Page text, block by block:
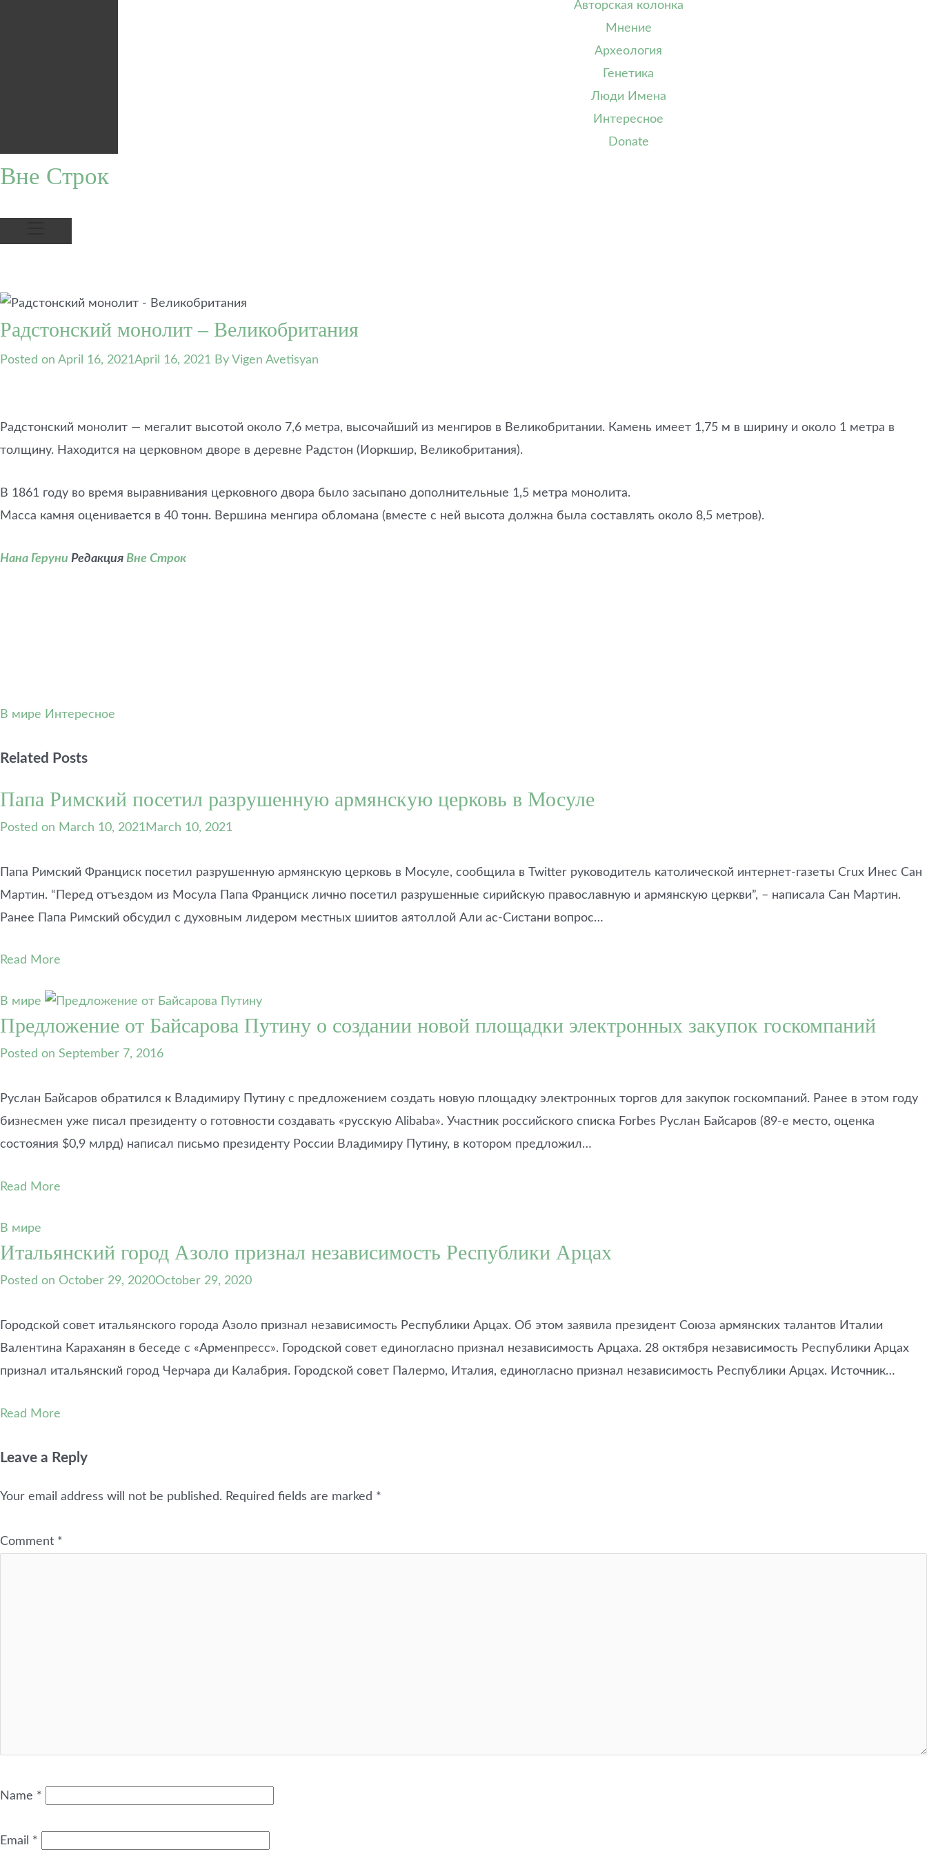
Авторская колонка
Мнение
Археология
Генетика
Люди Имена
Интересное
Donate
Вне Строк
Радстонский монолит – Великобритания
Posted on April 16, 2021April 16, 2021 By Vigen Avetisyan
Радстонский монолит — мегалит высотой около 7,6 метра, высочайший из менгиров в Великобритании. Камень имеет 1,75 м в ширину и около 1 метра в
толщину. Находится на церковном дворе в деревне Радстон (Иоркшир, Великобритания).
В 1861 году во время выравнивания церковного двора было засыпано дополнительные 1,5 метра монолита.
Масса камня оценивается в 40 тонн. Вершина менгира обломана (вместе с ней высота должна была составлять около 8,5 метров).
Нана Геруни Редакция Вне Строк
В мире Интересное
Related Posts
Папа Римский посетил разрушенную армянскую церковь в Мосуле
Posted on March 10, 2021 March 10, 2021
Папа Римский Франциск посетил разрушенную армянскую церковь в Мосуле, сообщила в Twitter руководитель католической интернет-газеты Crux Инес Сан
Мартин. “Перед отъездом из Мосула Папа Франциск лично посетил разрушенные сирийскую православную и армянскую церкви”, – написала Сан Мартин.
Ранее Папа Римский обсудил с духовным лидером местных шиитов аятоллой Али ас-Систани вопрос…
Read More
В мире
Предложение от Байсарова Путину о создании новой площадки электронных закупок госкомпаний
Posted on September 7, 2016
Руслан Байсаров обратился к Владимиру Путину с предложением создать новую площадку электронных торгов для закупок госкомпаний. Ранее в этом году
бизнесмен уже писал президенту о готовности создавать «русскую Alibaba». Участник российского списка Forbes Руслан Байсаров (89-е место, оценка
состояния $0,9 млрд) написал письмо президенту России Владимиру Путину, в котором предложил…
Read More
В мире
Итальянский город Азоло признал независимость Республики Арцах
Posted on October 29, 2020October 29, 2020
Городской совет итальянского города Азоло признал независимость Республики Арцах. Об этом заявила президент Союза армянских талантов Италии
Валентина Караханян в беседе с «Арменпресс». Городской совет единогласно признал независимость Арцаха. 28 октября независимость Республики Арцах
признал итальянский город Черчара ди Калабрия. Городской совет Палермо, Италия, единогласно признал независимость Республики Арцах. Источник…
Read More
Leave a Reply
Your email address will not be published. Required fields are marked *
Comment *
Name *
Email *